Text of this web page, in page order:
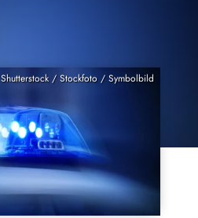
Shutterstock / Stockfoto / Symbolbild